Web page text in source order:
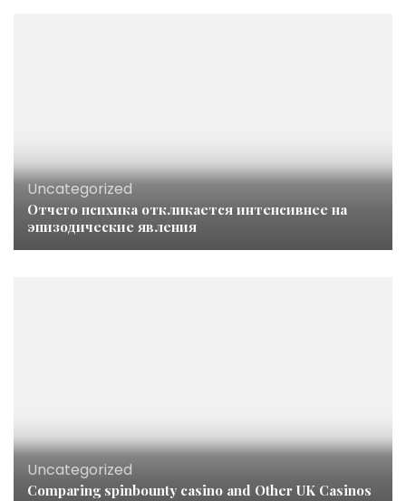
Uncategorized
Отчего психика откликается интенсивнее на
эпизодические явления
Uncategorized
Comparing spinbounty casino and Other UK Casinos